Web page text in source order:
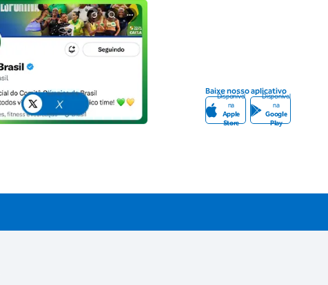
Baixe nosso aplicativo
Disponível
na
Apple
Store
Disponível
na
Google
Play